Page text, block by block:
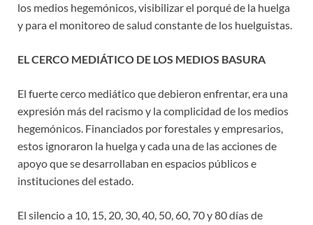
los medios hegemónicos, visibilizar el porqué de la huelga
y para el monitoreo de salud constante de los huelguistas.
EL CERCO MEDIÁTICO DE LOS MEDIOS BASURA
El fuerte cerco mediático que debieron enfrentar, era una
expresión más del racismo y la complicidad de los medios
hegemónicos. Financiados por forestales y empresarios,
estos ignoraron la huelga y cada una de las acciones de
apoyo que se desarrollaban en espacios públicos e
instituciones del estado.
El silencio a 10, 15, 20, 30, 40, 50, 60, 70 y 80 días de